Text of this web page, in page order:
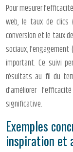
Pour mesurer
web, le taux de clics
conversion et le taux
sociaux,
important. Ce suivi
résultats au fil du
d’améliorer
significative.
Exemples
inspiration et